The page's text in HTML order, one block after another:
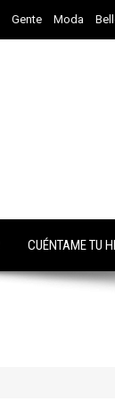
Gente Moda
CUÉNTAME TU